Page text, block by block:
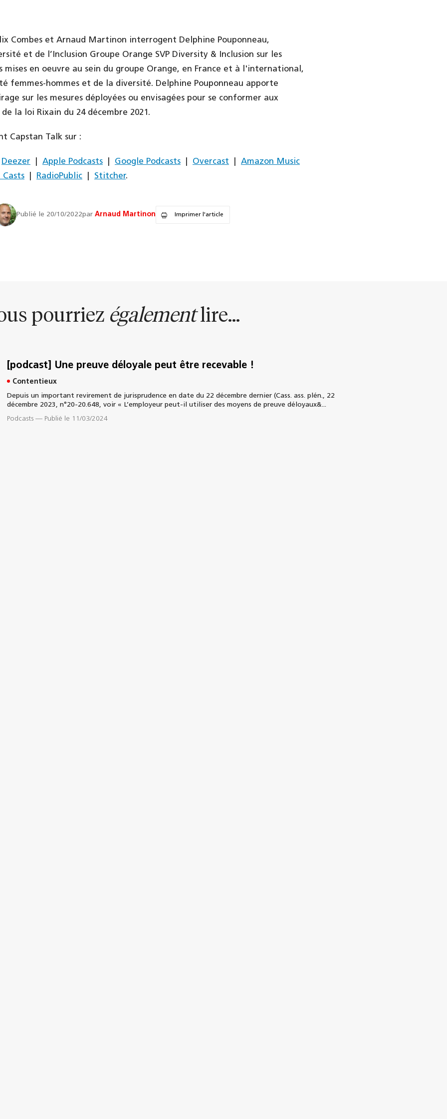
Combes et Arnaud Martinon interrogent Delphine Pouponneau,
et de l’Inclusion Groupe Orange SVP Diversity & Inclusion sur les
en oeuvre au sein du groupe Orange, en France et à l'international,
femmes-hommes et de la diversité. Delphine Pouponneau apporte
sur les mesures déployées ou envisagées pour se conformer aux
la loi Rixain du 24 décembre 2021.
Capstan Talk sur :
Deezer Apple Podcasts Google Podcasts Overcast
Amazon Music
Casts
RadioPublic Stitcher.
Publié le 20/10/2022par Arnaud Martinon Imprimer l'article
pourriez égalementlire...
[podcast] Une preuve déloyale peut être recevable !
Contentieux
Depuis un important revirement de jurisprudence en date du 22 décembre dernier (Cass. ass. plén., 22
décembre 2023, n°20-20.648, voir « L’employeur peut-il utiliser des moyens de preuve déloyaux&...
Podcasts — Publié le 11/03/2024